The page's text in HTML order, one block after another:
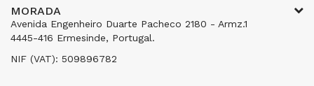
MORADA
Avenida Engenheiro Duarte Pacheco 2180 - Armz.1
4445-416 Ermesinde, Portugal.
NIF (VAT): 509896782